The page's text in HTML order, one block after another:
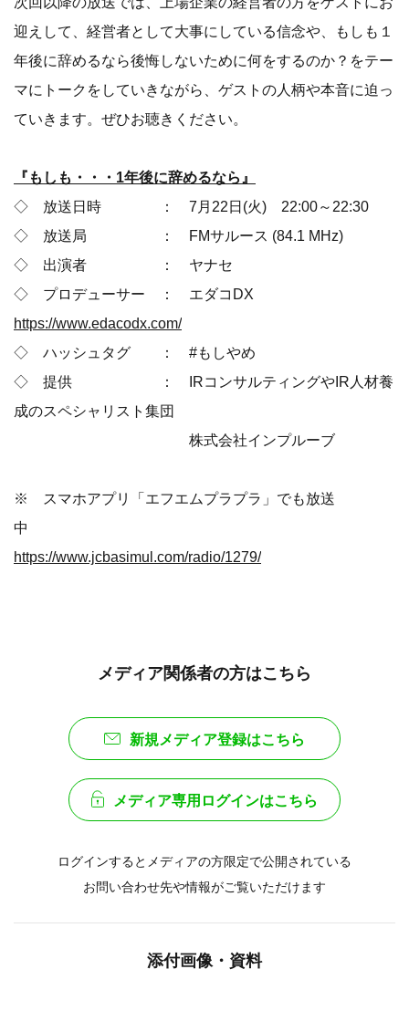
迎えして、経営者として大事にしている信念や、もしも１
年後に辞めるなら後悔しないために何をするのか？をテー
マにトークをしていきながら、ゲストの人柄や本音に迫っ
ていきます。ぜひお聴きください。
『もしも・・・1年後に辞めるなら』
◇ 放送日時 ： 7月22日(火) 22:00～22:30
◇ 放送局 ： FMサルース (84.1 MHz)
◇ 出演者 ： ヤナセ
◇ プロデューサー ： エダコDX
https://www.edacodx.com/
◇ ハッシュタグ ： #もしやめ
◇ 提供 ： IRコンサルティングやIR人材養
成のスペシャリスト集団
株式会社インプルーブ
※ スマホアプリ「エフエムプラプラ」でも放送
中
https://www.jcbasimul.com/radio/1279/
メディア関係者の方はこちら
新規メディア登録はこちら
メディア専用ログインはこちら
ログインするとメディアの方限定で公開されている
お問い合わせ先や情報がご覧いただけます
添付画像・資料